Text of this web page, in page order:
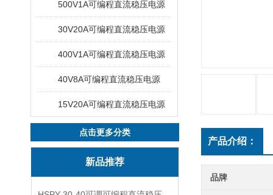
500V1A可编程直流稳压电源
30V20A可编程直流稳压电源
400V1A可编程直流稳压电源
40V8A可编程直流稳压电源
15V20A可编程直流稳压电源
点击更多分类
新品推荐
产品介绍：
品牌